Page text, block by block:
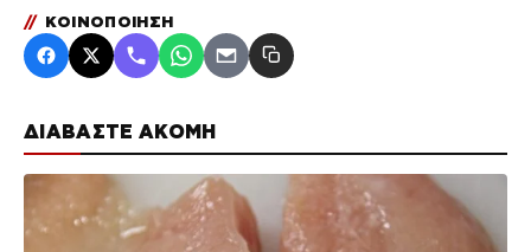
ΔΙΑΒΑΣΤΕ ΑΚΟΜΗ
// ΚΟΙΝΟΠΟΙΗΣΗ